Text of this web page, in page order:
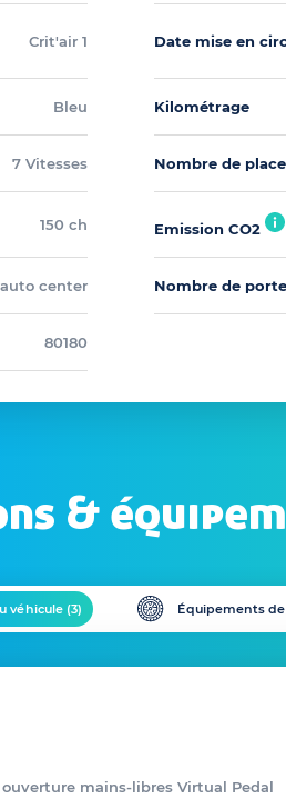
Crit'air 1 Date mise en
Bleu Kilométrage
7 Vitesses Nombre de
150 ch Emission CO2
center Nombre de
80180
&
véhicule (3) Équipements
mains-libres Virtual Pedal